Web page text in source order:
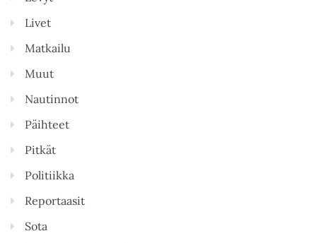
Livet
Matkailu
Muut
Nautinnot
Päihteet
Pitkät
Politiikka
Reportaasit
Sota